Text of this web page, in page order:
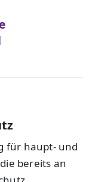
für haupt- und
bereits an